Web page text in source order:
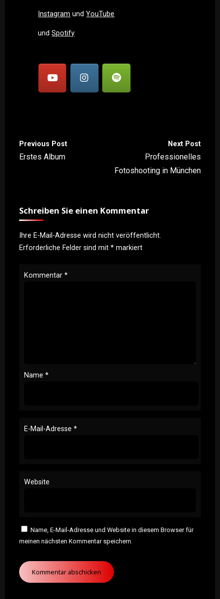
Instagram und YouTube
undSpotify
Previous Post
Erstes Album
Next Post
Professionelles
Fotoshooting in München
Schreiben Sie einen Kommentar
Ihre E-Mail-Adresse wird nicht veröffentlicht.
Erforderliche Felder sind mit *markiert
Kommentar *
Name *
E-Mail-Adresse *
Website
Name, E-Mail-Adresse und Website in diesem Browser für
meinen nächsten Kommentar speichern.